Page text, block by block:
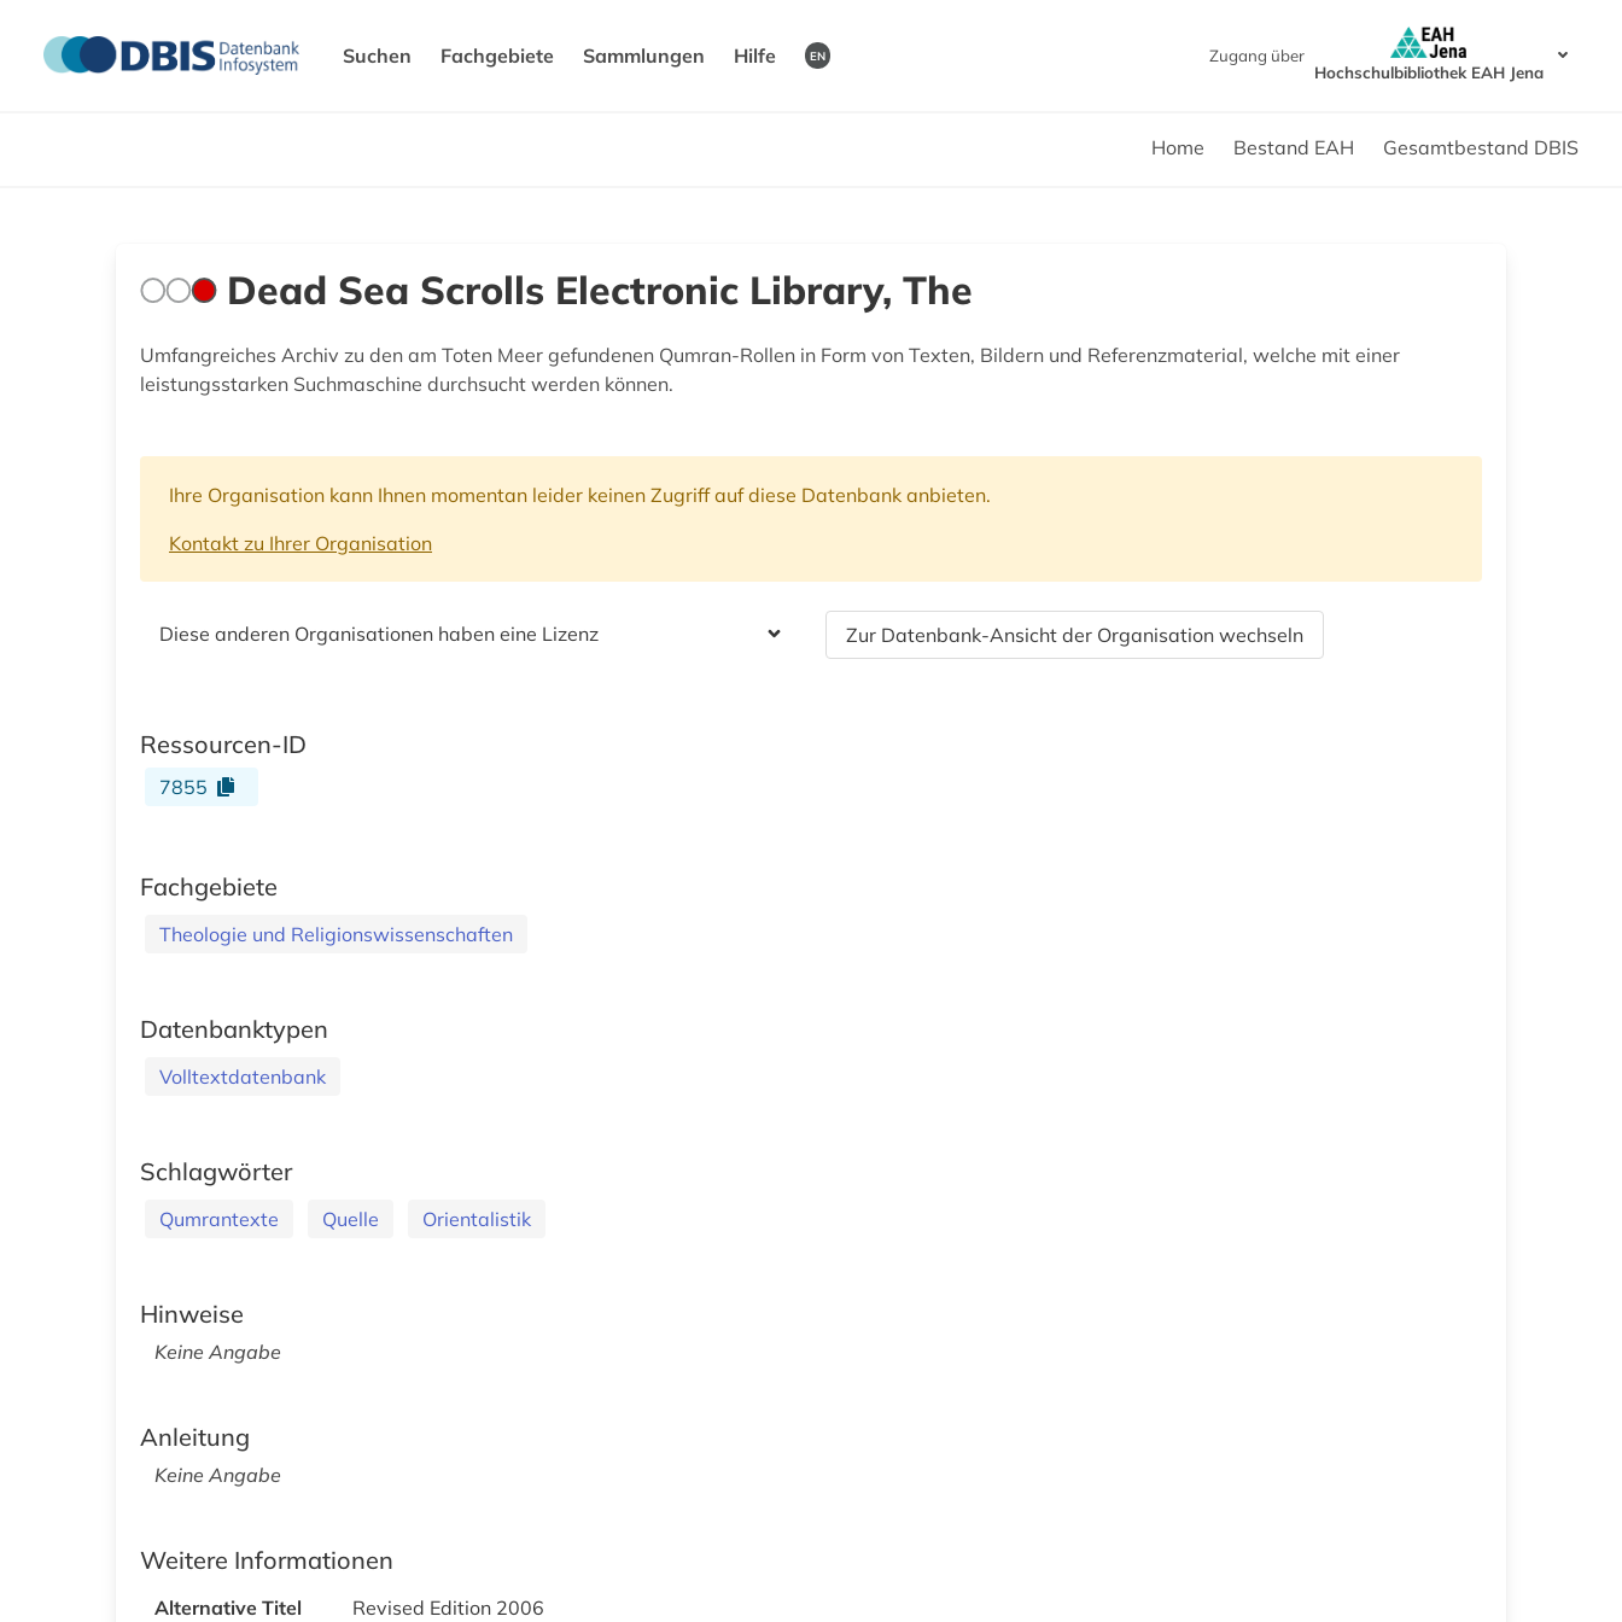
Suchen Fachgebiete Sammlungen Hilfe EN
Zugang über
Hochschulbibliothek EAH Jena
Home Bestand EAH Gesamtbestand DBIS
Dead Sea Scrolls Electronic Library, The
Umfangreiches Archiv zu den am Toten Meer gefundenen Qumran-Rollen in Form von Texten, Bildern und Referenzmaterial, welche mit einer
leistungsstarken Suchmaschine durchsucht werden können.
Ihre Organisation kann Ihnen momentan leider keinen Zugriff auf diese Datenbank anbieten.
Kontakt zu Ihrer Organisation
Diese anderen Organisationen haben eine Lizenz Zur Datenbank-Ansicht der Organisation wechseln
Ressourcen-ID
7855
Fachgebiete
Theologie und Religionswissenschaften
Datenbanktypen
Volltextdatenbank
Schlagwörter
Qumrantexte Quelle Orientalistik
Hinweise
Keine Angabe
Anleitung
Keine Angabe
Weitere Informationen
Alternative Titel Revised Edition 2006